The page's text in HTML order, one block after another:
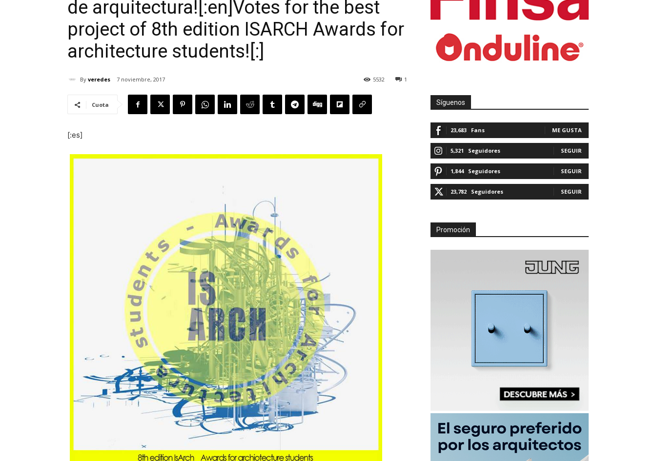
de arquitectura![:en]Votes for the best
project of 8th edition ISARCH Awards for
architecture students![:]
By veredes 7 noviembre, 2017 1
5532
Cuota
[:es]
Síguenos
23,683 Fans ME GUSTA
5,321 Seguidores SEGUIR
1,844 Seguidores SEGUIR
23,782 Seguidores SEGUIR
Promoción